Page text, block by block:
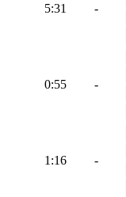
5:31 -
0:55 -
1:16 -